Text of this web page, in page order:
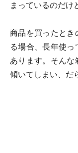
まっているのだけ
商品を買ったとき
る場合、長年使
あります。そんな
傾いてしまい、だ